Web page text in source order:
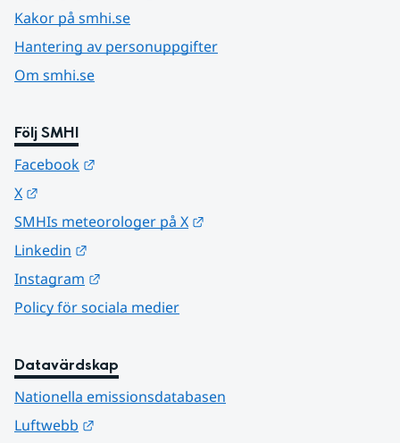
Kakor på smhi.se
Hantering av personuppgifter
Om smhi.se
Följ SMHI
Facebook
X
SMHIs meteorologer på X
Linkedin
Instagram
Policy för sociala medier
Datavärdskap
Nationella emissionsdatabasen
Luftwebb